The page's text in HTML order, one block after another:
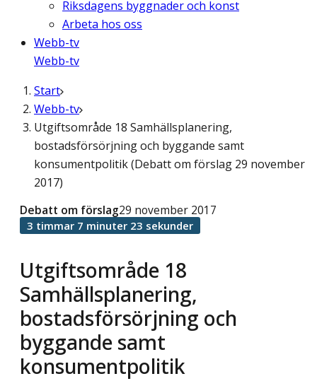
Riksdagens byggnader och konst
Arbeta hos oss
Webb-tv
Webb-tv
Start
Webb-tv
Utgiftsområde 18 Samhällsplanering,
bostadsförsörjning och byggande samt
konsumentpolitik (Debatt om förslag 29 november
2017)
Utgiftsområde 18
Samhällsplanering,
bostadsförsörjning och
byggande samt
konsumentpolitik
Debatt om förslag29 november 2017
3 timmar 7 minuter 23 sekunder